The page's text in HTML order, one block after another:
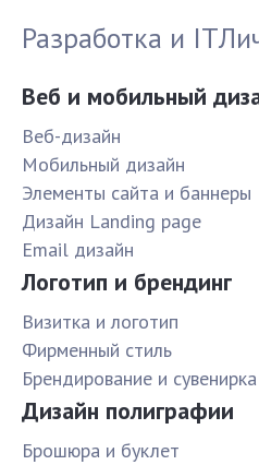
Разработка и IT
Веб и мобильный
Веб-дизайн
Мобильный дизайн
Элементы сайта и баннеры
Дизайн Landing page
Email дизайн
Логотип и брендинг
Визитка и логотип
Фирменный стиль
Брендирование и сувенирка
Дизайн полиграфии
Брошюра и буклет